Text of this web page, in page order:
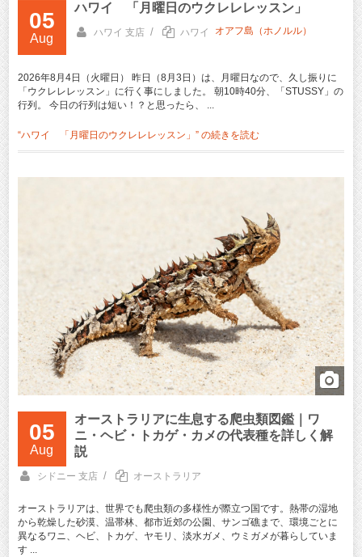
05
Aug
ハワイ 「月曜日のウクレレレッスン」
ハワイ 支店 / ハワイ オアフ島（ホノルル）
2026年8月4日（火曜日） 昨日（8月3日）は、月曜日なので、久し振りに
「ウクレレレッスン」に行く事にしました。 朝10時40分、「STUSSY」の
行列。 今日の行列は短い！？と思ったら、 ...
“ハワイ 「月曜日のウクレレレッスン」” の続きを読む
05
Aug
オーストラリアに生息する爬虫類図鑑｜ワ
ニ・ヘビ・トカゲ・カメの代表種を詳しく解
説
シドニー 支店 / オーストラリア
オーストラリアは、世界でも爬虫類の多様性が際立つ国です。熱帯の湿地
から乾燥した砂漠、温帯林、都市近郊の公園、サンゴ礁まで、環境ごとに
異なるワニ、ヘビ、トカゲ、ヤモリ、淡水ガメ、ウミガメが暮らしていま
す ...